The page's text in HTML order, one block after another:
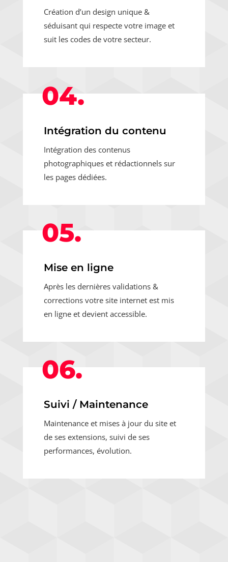
Création d’un design unique &
séduisant qui respecte votre image et
suit les codes de votre secteur.
04.
Intégration du contenu
Intégration des contenus
photographiques et rédactionnels sur
les pages dédiées.
05.
Mise en ligne
Après les dernières validations &
corrections votre site internet est mis
en ligne et devient accessible.
06.
Suivi / Maintenance
Maintenance et mises à jour du site et
de ses extensions, suivi de ses
performances, évolution.